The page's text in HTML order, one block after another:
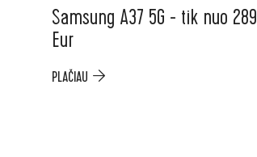
Samsung A37 5G - tik nuo 289
Eur
PLAČIAU